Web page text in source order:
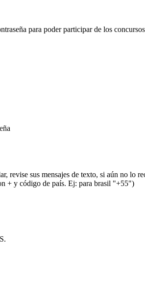
para poder participar de los
revise sus mensajes de texto, si aún no
+ y código de país. Ej: para brasil "+55")